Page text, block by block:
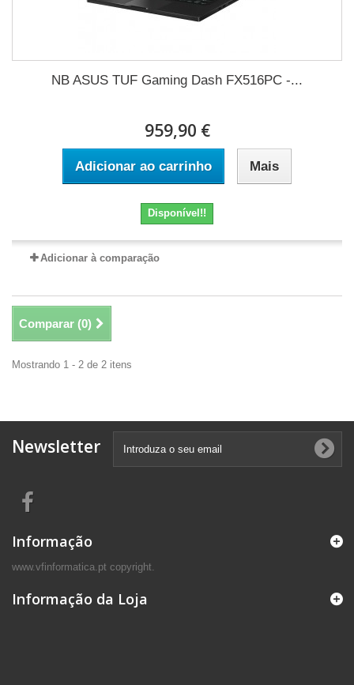
NB ASUS TUF Gaming Dash FX516PC -...
959,90 €
Adicionar ao carrinho Mais
Disponível!!
Adicionar à comparação
Comparar (0)
Mostrando 1 - 2 de 2 itens
Newsletter
Informação
www.vfinformatica.pt copyright.
Informação da Loja